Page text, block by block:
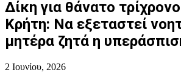
Δίκη για θάνατο
Κρήτη: Να εξεταστεί
μητέρα ζητά η
2 Ιουνίου, 2026